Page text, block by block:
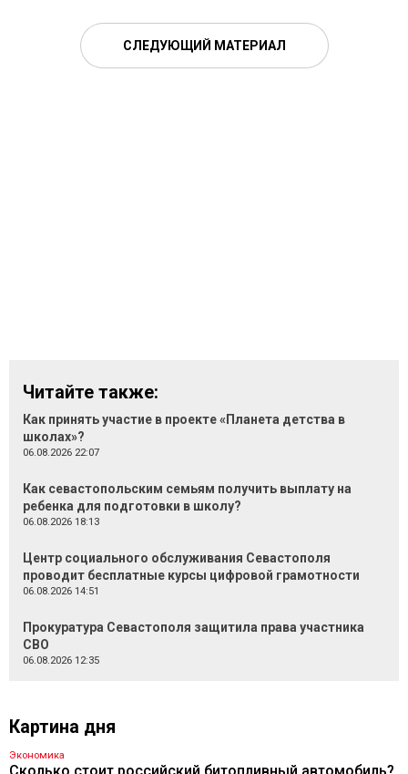
СЛЕДУЮЩИЙ МАТЕРИАЛ
Читайте также:
Как принять участие в проекте «Планета детства в
школах»?
06.08.2026 22:07
Как севастопольским семьям получить выплату на
ребенка для подготовки в школу?
06.08.2026 18:13
Центр социального обслуживания Севастополя
проводит бесплатные курсы цифровой грамотности
06.08.2026 14:51
Прокуратура Севастополя защитила права участника
СВО
06.08.2026 12:35
Картина дня
Экономика